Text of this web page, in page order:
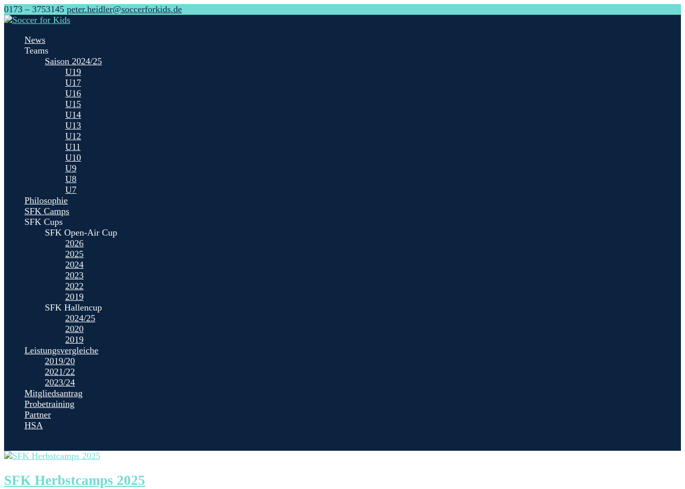
0173 – 3753145 peter.heidler@soccerforkids.de
News
Teams
Saison 2024/25
U19
U17
U16
U15
U14
U13
U12
U11
U10
U9
U8
U7
Philosophie
SFK Camps
SFK Cups
SFK Open-Air Cup
2026
2025
2024
2023
2022
2019
SFK Hallencup
2024/25
2020
2019
Leistungsvergleiche
2019/20
2021/22
2023/24
Mitgliedsantrag
Probetraining
Partner
HSA
SFK Herbstcamps 2025